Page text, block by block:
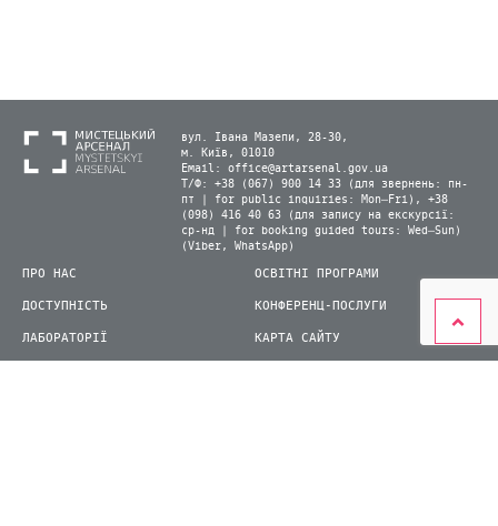
вул. Івана Мазепи, 28-30,
м. Київ, 01010
Email: office@artarsenal.gov.ua
Т/Ф: +38 (067) 900 14 33 (для звернень: пн-
пт | for public inquiries: Mon–Fri), +38
(098) 416 40 63 (для запису на екскурсії:
ср-нд | for booking guided tours: Wed–Sun)
(Viber, WhatsApp)
ПРО НАС
ДОСТУПНІСТЬ
ЛАБОРАТОРІЇ
ОСВІТНІ ПРОГРАМИ
КОНФЕРЕНЦ-ПОСЛУГИ
КАРТА САЙТУ